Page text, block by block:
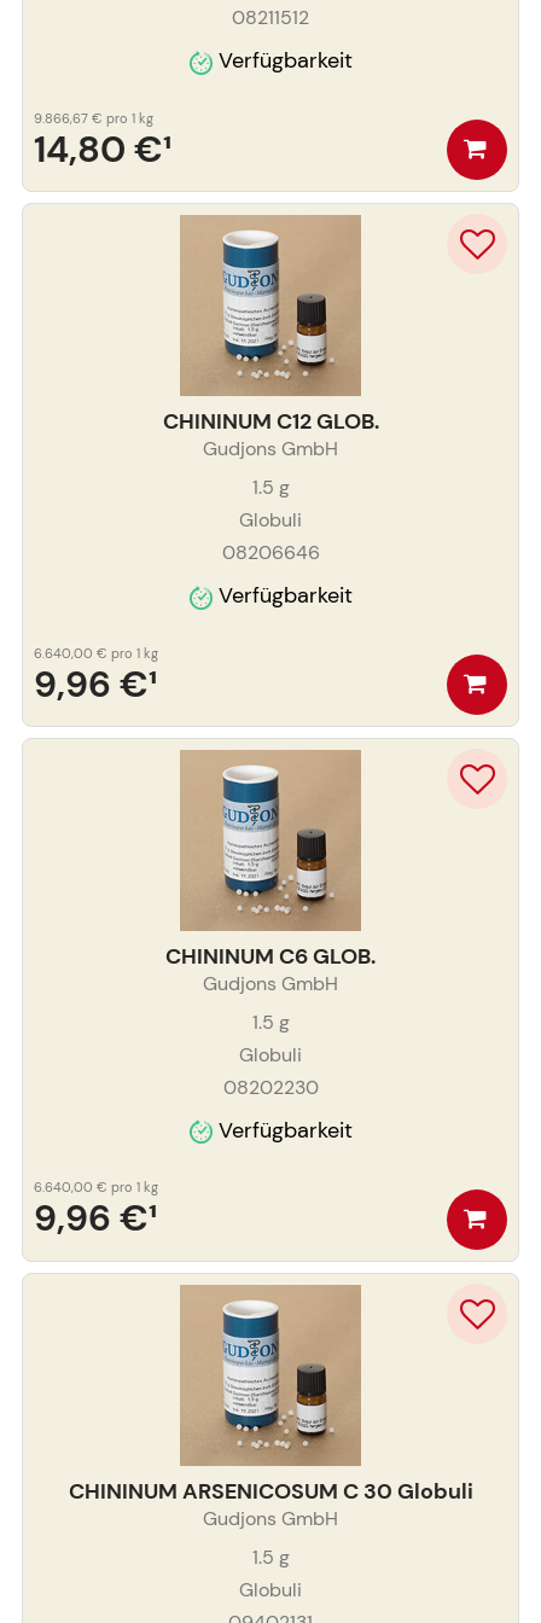
08211512
Verfügbarkeit
14,80 €¹
9.866,67 € pro 1 kg
CHININUM C12 GLOB.
Gudjons GmbH
1.5 g
Globuli
08206646
Verfügbarkeit
9,96 €¹
6.640,00 € pro 1 kg
CHININUM C6 GLOB.
Gudjons GmbH
1.5 g
Globuli
08202230
Verfügbarkeit
9,96 €¹
6.640,00 € pro 1 kg
CHININUM ARSENICOSUM C 30 Globuli
Gudjons GmbH
1.5 g
Globuli